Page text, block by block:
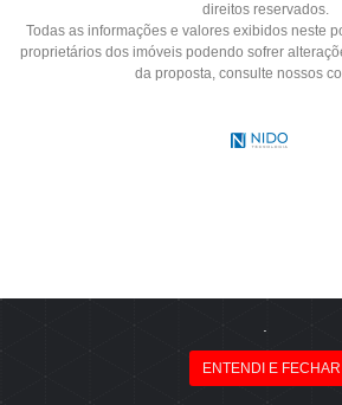
ENTENDI E FECHAR
direitos reservados.
Todas as informações e valores exibidos neste
proprietários dos imóveis podendo sofrer
da proposta, consulte nossos